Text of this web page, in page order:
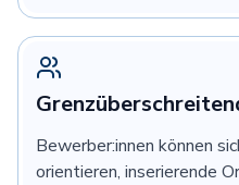
Bewerber:innen können
orientieren, inserierende